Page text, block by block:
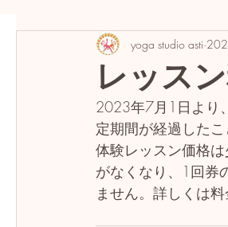
レッス
yoga studio asti
2023年7月1日より
定期間が経過した
体験レッスン価格
がなくなり、1回券
ません。詳しくは